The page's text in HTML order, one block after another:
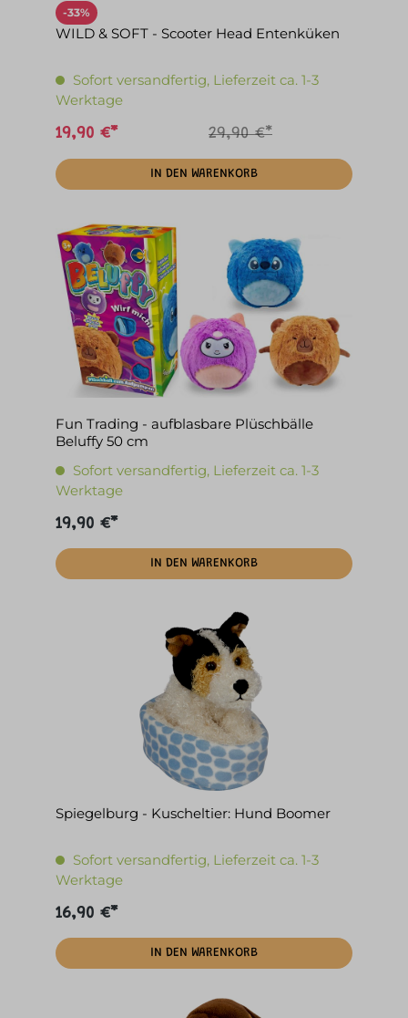
-33%
WILD & SOFT - Scooter Head Entenküken
Sofort versandfertig, Lieferzeit ca. 1-3
Werktage
19,90 €* 29,90 €*
IN DEN WARENKORB
Fun Trading - aufblasbare Plüschbälle
Beluffy 50 cm
Sofort versandfertig, Lieferzeit ca. 1-3
Werktage
19,90 €*
IN DEN WARENKORB
Spiegelburg - Kuscheltier: Hund Boomer
Sofort versandfertig, Lieferzeit ca. 1-3
Werktage
16,90 €*
IN DEN WARENKORB